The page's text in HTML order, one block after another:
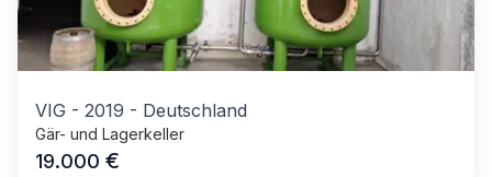
VIG - 2019 - Deutschland
Gär- und Lagerkeller
19.000 €